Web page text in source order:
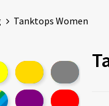
Tanktops Women